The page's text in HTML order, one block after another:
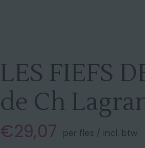
LES FIEFS
de Ch
€29,07 per fles / incl. btw